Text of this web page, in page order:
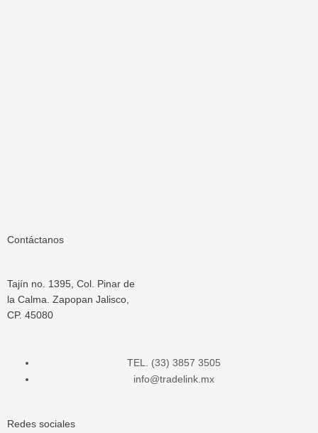
Contáctanos
Tajín no. 1395, Col. Pinar de
la Calma. Zapopan Jalisco,
CP. 45080
TEL. (33) 3857 3505
info@tradelink.mx
Redes sociales